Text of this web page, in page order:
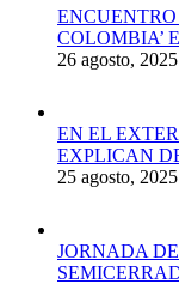
COLOMBIA’
26 agosto, 2025
EN EL
EXPLICAN
25 agosto, 2025
JORNADA